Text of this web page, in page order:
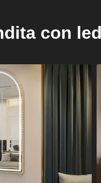
con